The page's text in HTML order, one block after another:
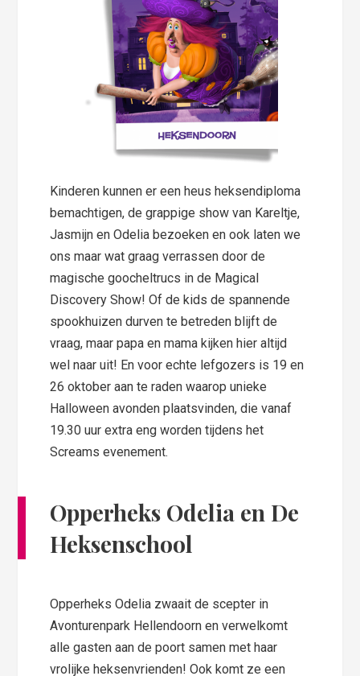
Kinderen kunnen er een heus heksendiploma
bemachtigen, de grappige show van Kareltje,
Jasmijn en Odelia bezoeken en ook laten we
ons maar wat graag verrassen door de
magische goocheltrucs in de Magical
Discovery Show! Of de kids de spannende
spookhuizen durven te betreden blijft de
vraag, maar papa en mama kijken hier altijd
wel naar uit! En voor echte lefgozers is 19 en
26 oktober aan te raden waarop unieke
Halloween avonden plaatsvinden, die vanaf
19.30 uur extra eng worden tijdens het
Screams evenement.
Opperheks Odelia en De
Heksenschool
Opperheks Odelia zwaait de scepter in
Avonturenpark Hellendoorn en verwelkomt
alle gasten aan de poort samen met haar
vrolijke heksenvrienden! Ook komt ze een